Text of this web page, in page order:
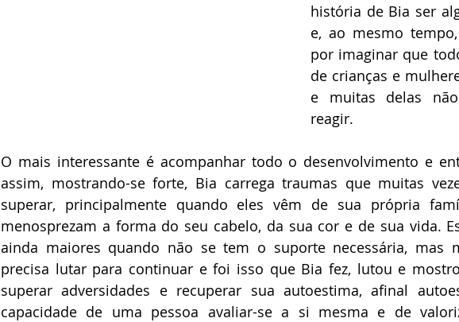
história de Bia ser
e, ao mesmo
por imaginar que
de crianças e
e muitas delas
reagir.
O mais interessante é acompanhar todo o desenvolvimento e
assim, mostrando-se forte, Bia carrega traumas que muitas
superar, principalmente quando eles vêm de sua própria
menosprezam a forma do seu cabelo, da sua cor e de sua vida.
ainda maiores quando não se tem o suporte necessária, mas
precisa lutar para continuar e foi isso que Bia fez, lutou e
superar adversidades e recuperar sua autoestima, afinal
capacidade de uma pessoa avaliar-se a si mesma e de